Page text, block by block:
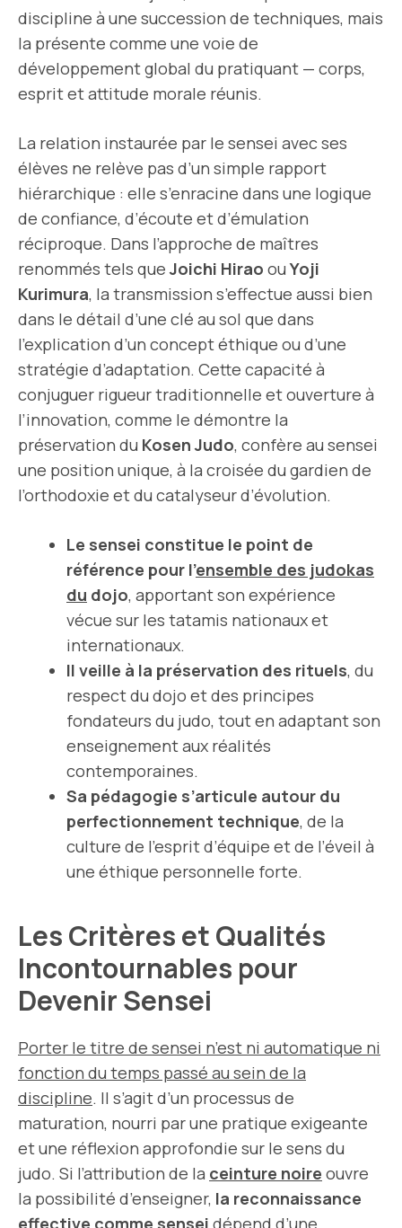
discipline à une succession de techniques, mais
la présente comme une voie de
développement global du pratiquant — corps,
esprit et attitude morale réunis.
La relation instaurée par le sensei avec ses
élèves ne relève pas d’un simple rapport
hiérarchique : elle s’enracine dans une logique
de confiance, d’écoute et d’émulation
réciproque. Dans l’approche de maîtres
renommés tels queJoichi Hirao ouYoji
Kurimura, la transmission s’effectue aussi bien
dans le détail d’une clé au sol que dans
l’explication d’un concept éthique ou d’une
stratégie d’adaptation. Cette capacité à
conjuguer rigueur traditionnelle et ouverture à
l’innovation, comme le démontre la
préservation du Kosen Judo, confère au sensei
une position unique, à la croisée du gardien de
l’orthodoxie et du catalyseur d’évolution.
Le sensei constitue le point de
référence pour l’ensemble des judokas
du dojo, apportant son expérience
vécue sur les tatamis nationaux et
internationaux.
Il veille à la préservation des rituels, du
respect du dojo et des principes
fondateurs du judo, tout en adaptant son
enseignement aux réalités
contemporaines.
Sa pédagogie s’articule autour du
perfectionnement technique, de la
culture de l’esprit d’équipe et de l’éveil à
une éthique personnelle forte.
Les Critères et Qualités
Incontournables pour
Devenir Sensei
Porter le titre de sensei n’est ni automatique ni
fonction du temps passé au sein de la
discipline. Il s’agit d’un processus de
maturation, nourri par une pratique exigeante
et une réflexion approfondie sur le sens du
judo. Si l’attribution de la ceinture noire ouvre
la possibilité d’enseigner, la reconnaissance
effective comme sensei dépend d’une